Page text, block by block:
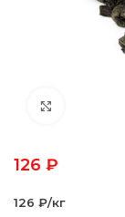
126 ₽
126 ₽‎/кг